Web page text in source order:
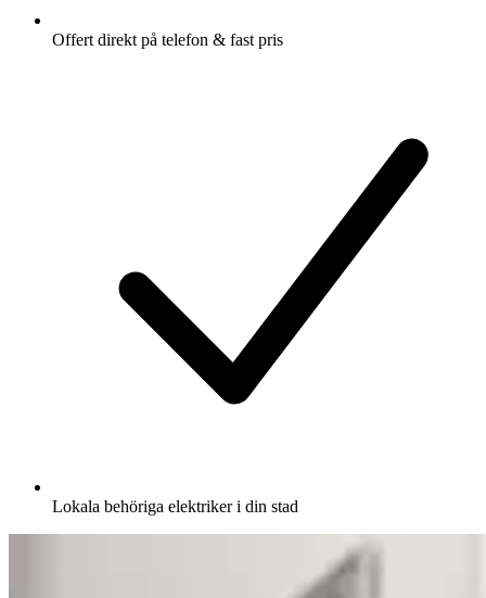
Offert direkt på telefon & fast pris
Lokala behöriga elektriker i din stad